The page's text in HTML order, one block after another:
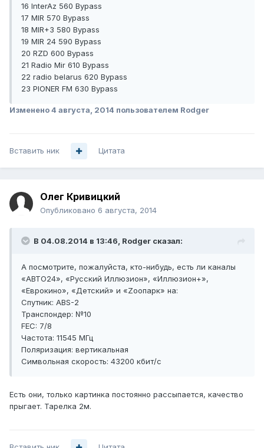
16 InterAz 560 Bypass
17 MIR 570 Bypass
18 MIR+3 580 Bypass
19 MIR 24 590 Bypass
20 RZD 600 Bypass
21 Radio Mir 610 Bypass
22 radio belarus 620 Bypass
23 PIONER FM 630 Bypass
Изменено4 августа, 2014 пользователем Rodger
Вставить ник Цитата
Олег Кривицкий
Опубликовано 6 августа, 2014
В 04.08.2014 в 13:46, Rodger сказал:
А посмотрите, пожалуйста, кто-нибудь, есть ли каналы
«АВТО24», «Русский Иллюзион», «Иллюзион+»,
«Еврокино», «Детский» и «Zоопарк» на:
Спутник: ABS-2
Транспондер: №10
FEC: 7/8
Частота: 11545 МГц
Поляризация: вертикальная
Символьная скорость: 43200 кбит/с
Есть они, только картинка постоянно рассыпается, качество
прыгает. Тарелка 2м.